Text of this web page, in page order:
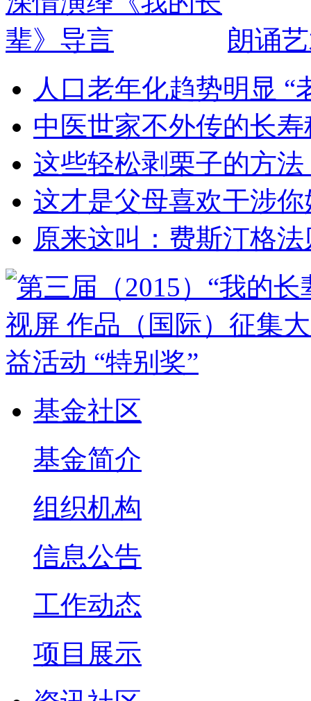
朗诵
人口老年化趋势明显 “
中医世家不外传的长寿
这些轻松剥栗子的方
这才是父母喜欢干涉
原来这叫：费斯汀格
基金社区
基金简介
组织机构
信息公告
工作动态
项目展示